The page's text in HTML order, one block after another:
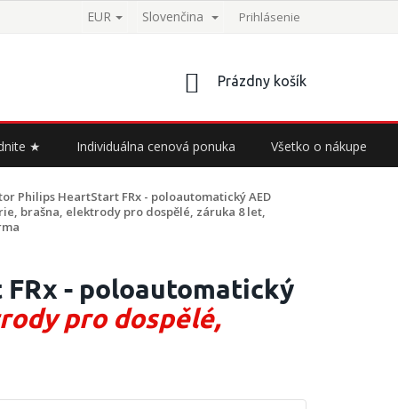
EUR Slovenčina Prihlásenie
NÁKUPNÝ
Prázdny košík
★ Individuálna cenová ponuka Všetko o nákupe
Philips HeartStart FRx - poloautomatickýAED
brašna, elektrody pro dospělé, záruka 8 let,
- poloautomatický
pro dospělé,